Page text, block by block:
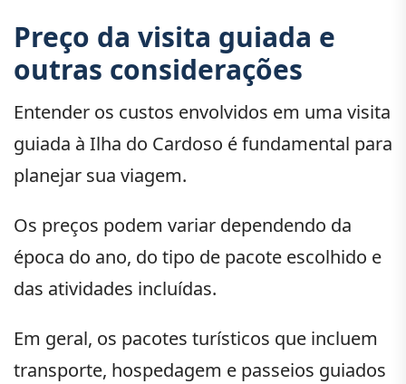
Preço da visita guiada e
outras considerações
Entender os custos envolvidos em uma visita
guiada à Ilha do Cardoso é fundamental para
planejar sua viagem.
Os preços podem variar dependendo da
época do ano, do tipo de pacote escolhido e
das atividades incluídas.
Em geral, os pacotes turísticos que incluem
transporte, hospedagem e passeios guiados